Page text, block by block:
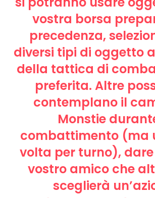
vostra borsa
precedenza,
diversi tipi di oggetto
della tattica di
preferita. Altre
contemplano il
Monstie
combattimento (ma
volta per turno),
vostro amico che
sceglierà